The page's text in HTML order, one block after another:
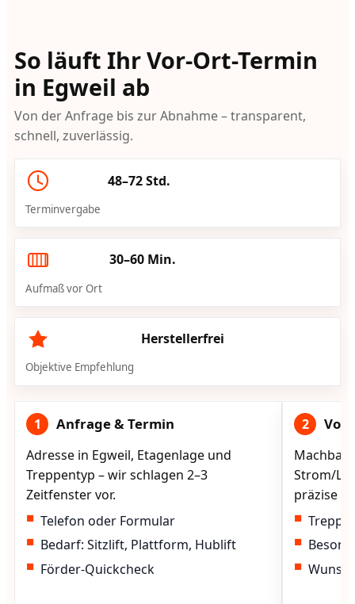
So läuft Ihr Vor-Ort-Termin
in Egweil ab
Von der Anfrage bis zur Abnahme – transparent,
schnell, zuverlässig.
48–72 Std.
Terminvergabe
30–60 Min.
Aufmaß vor Ort
Herstellerfrei
Objektive Empfehlung
1 Anfrage & Termin
Adresse in Egweil, Etagenlage und
Treppentyp – wir schlagen 2–3
Zeitfenster vor.
Telefon oder Formular
Bedarf: Sitzlift, Plattform, Hublift
Förder-Quickcheck
2
Strom/
präzise